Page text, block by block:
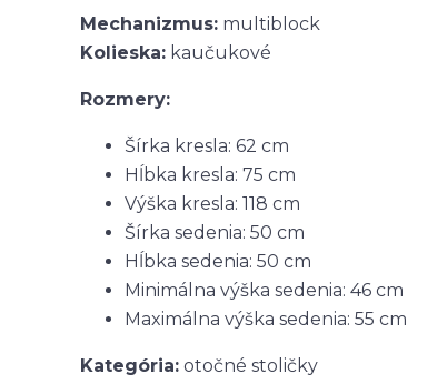
Mechanizmus: multiblock
Kolieska: kaučukové
Rozmery:
Šírka kresla: 62 cm
Hĺbka kresla: 75 cm
Výška kresla: 118 cm
Šírka sedenia: 50 cm
Hĺbka sedenia: 50 cm
Minimálna výška sedenia: 46 cm
Maximálna výška sedenia: 55 cm
Kategória: otočné stoličky